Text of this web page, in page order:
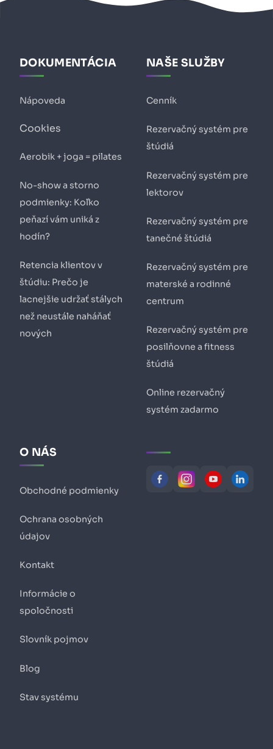
DOKUMENTÁCIA
Nápoveda
Cookies
Aerobik + joga = pilates
No-show a storno
podmienky: Koľko
peňazí vám uniká z
hodín?
Retencia klientov v
štúdiu: Prečo je
lacnejšie udržať stálych
než neustále naháňať
nových
NAŠE SLUŽBY
Cenník
Rezervačný systém pre
štúdiá
Rezervačný systém pre
lektorov
Rezervačný systém pre
tanečné štúdiá
Rezervačný systém pre
materské a rodinné
centrum
Rezervačný systém pre
posilňovne a fitness
štúdiá
Online rezervačný
systém zadarmo
O NÁS
Obchodné podmienky
Ochrana osobných
údajov
Kontakt
Informácie o
spoločnosti
Slovník pojmov
Blog
Stav systému